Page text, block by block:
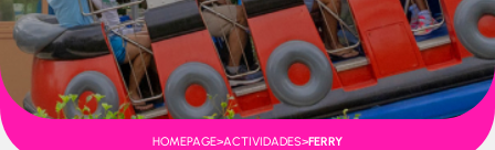
HOMEPAGE>ACTIVIDADES>FERRY